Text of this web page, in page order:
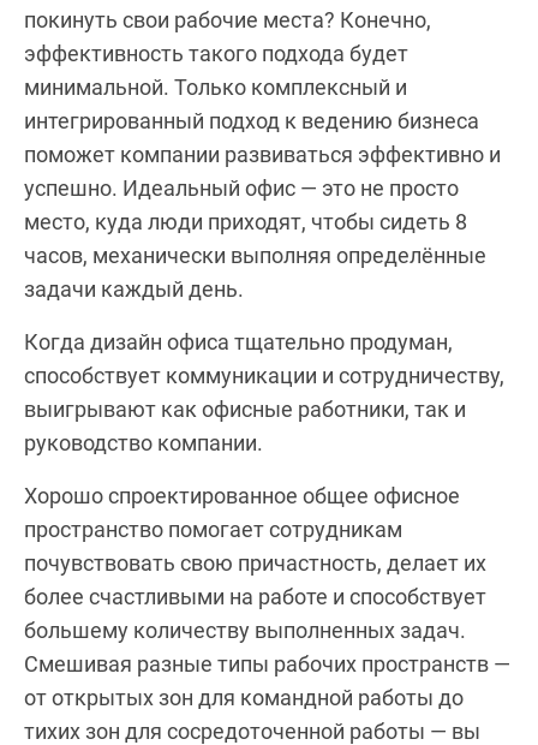
покинуть свои рабочие места? Конечно,
эффективность такого подхода будет
минимальной. Только комплексный и
интегрированный подход к ведению бизнеса
поможет компании развиваться эффективно и
успешно. Идеальный офис — это не просто
место, куда люди приходят, чтобы сидеть 8
часов, механически выполняя определённые
задачи каждый день.
Когда дизайн офиса тщательно продуман,
способствует коммуникации и сотрудничеству,
выигрывают как офисные работники, так и
руководство компании.
Хорошо спроектированное общее офисное
пространство помогает сотрудникам
почувствовать свою причастность, делает их
более счастливыми на работе и способствует
большему количеству выполненных задач.
Смешивая разные типы рабочих пространств —
от открытых зон для командной работы до
тихих зон для сосредоточенной работы — вы